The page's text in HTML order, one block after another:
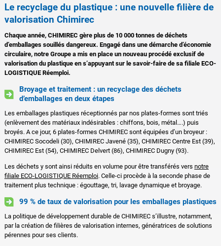
Le recyclage du plastique : une nouvelle filière de
valorisation Chimirec
Chaque année, CHIMIREC gère plus de 10 000 tonnes de déchets
d’emballages souillés dangereux. Engagé dans une démarche d’économie
circulaire, notre Groupe a mis en place un nouveau procédé exclusif de
valorisation du plastique en s’appuyant sur le savoir-faire de sa filiale ECO-
LOGISTIQUE Réemploi.
Broyage et traitement : un recyclage des déchets
d’emballages en deux étapes
Les emballages plastiques réceptionnés par nos plates-formes sont triés
(enlèvement des matériaux indésirables : chiffons, bois, métal….) puis
broyés. A ce jour, 6 plates-formes CHIMIREC sont équipées d’un broyeur :
CHIMIREC Socodeli (30), CHIMIREC Javené (35), CHIMIREC Centre Est (39),
CHIMIREC Est (54), CHIMIREC Delvert (86), CHIMIREC Dugny (93).
Les déchets y sont ainsi réduits en volume pour être transférés vers notre
filiale ECO-LOGISTIQUE Réemploi. Celle-ci procède à la seconde phase de
traitement plus technique : égouttage, tri, lavage dynamique et broyage.
99 % de taux de valorisation pour les emballages plastiques
La politique de développement durable de CHIMIREC s’illustre, notamment,
par la création de filières de valorisation internes, génératrices de solutions
pérennes pour ses clients.